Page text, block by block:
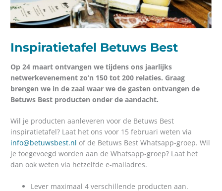
Inspiratietafel Betuws Best
Op 24 maart ontvangen we tijdens ons jaarlijks
netwerkevenement zo’n 150 tot 200 relaties. Graag
brengen we in de zaal waar we de gasten ontvangen de
Betuws Best producten onder de aandacht.
Wil je producten aanleveren voor de Betuws Best
inspiratietafel? Laat het ons voor 15 februari weten via
info@betuwsbest.nl of de Betuws Best Whatsapp-groep. Wil
je toegevoegd worden aan de Whatsapp-groep? Laat het
dan ook weten via hetzelfde e-mailadres.
Lever maximaal 4 verschillende producten aan.